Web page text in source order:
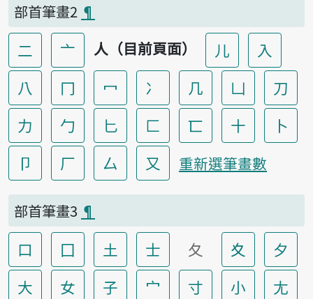
部首筆畫2 ¶
二 亠 人（目前頁面） 儿
入
八
冂 冖 冫 几 凵
刀
力
勹 匕 匚 匸 十
卜
卩
厂 厶 又 重新選筆畫數
部首筆畫3 ¶
口 囗 土 士 夂 夊
夕
大
女 子 宀 寸 小
尢